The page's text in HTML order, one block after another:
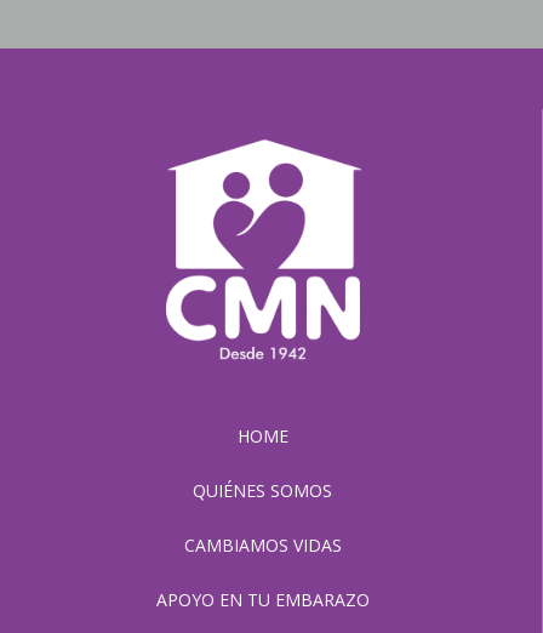
HOME
QUIÉNES SOMOS
CAMBIAMOS VIDAS
APOYO EN TU EMBARAZO